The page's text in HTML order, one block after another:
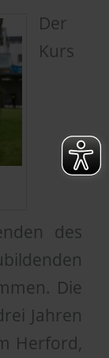
Der
Kurs
des
Die
Jahren
Herford,